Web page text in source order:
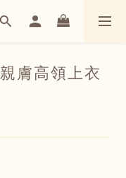
膚高領上衣